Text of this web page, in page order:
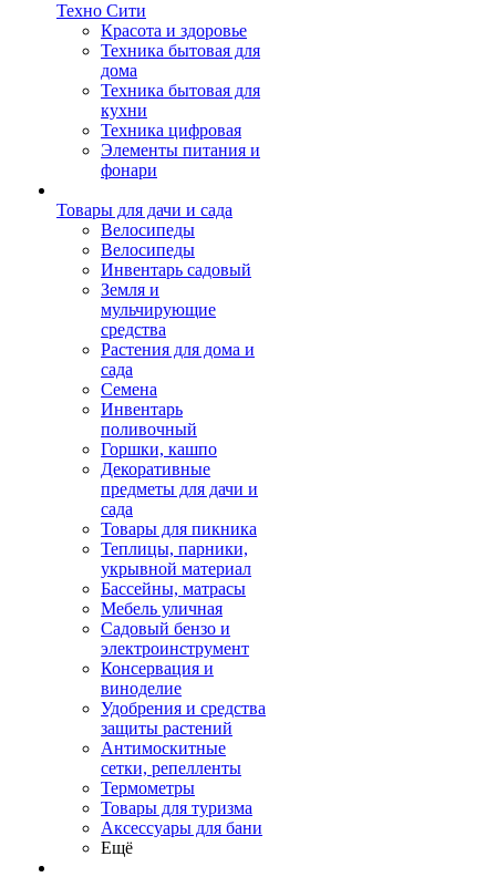
Техно Сити
Красота и здоровье
Техника бытовая для
дома
Техника бытовая для
кухни
Техника цифровая
Элементы питания и
фонари
Товары для дачи и сада
Велосипеды
Велосипеды
Инвентарь садовый
Земля и
мульчирующие
средства
Растения для дома и
сада
Семена
Инвентарь
поливочный
Горшки, кашпо
Декоративные
предметы для дачи и
сада
Товары для пикника
Теплицы, парники,
укрывной материал
Бассейны, матрасы
Мебель уличная
Садовый бензо и
электроинструмент
Консервация и
виноделие
Удобрения и средства
защиты растений
Антимоскитные
сетки, репелленты
Термометры
Товары для туризма
Аксессуары для бани
Ещё